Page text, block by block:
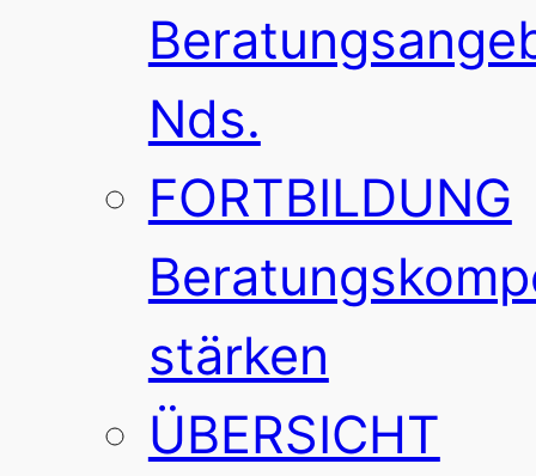
Nds.
FORTBILDUNG
stärken
ÜBERSICHT